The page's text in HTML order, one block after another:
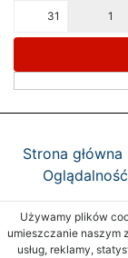
31 1
Strona główna
Oglądalność
Używamy plików
umieszczanie naszym
usług, reklamy,